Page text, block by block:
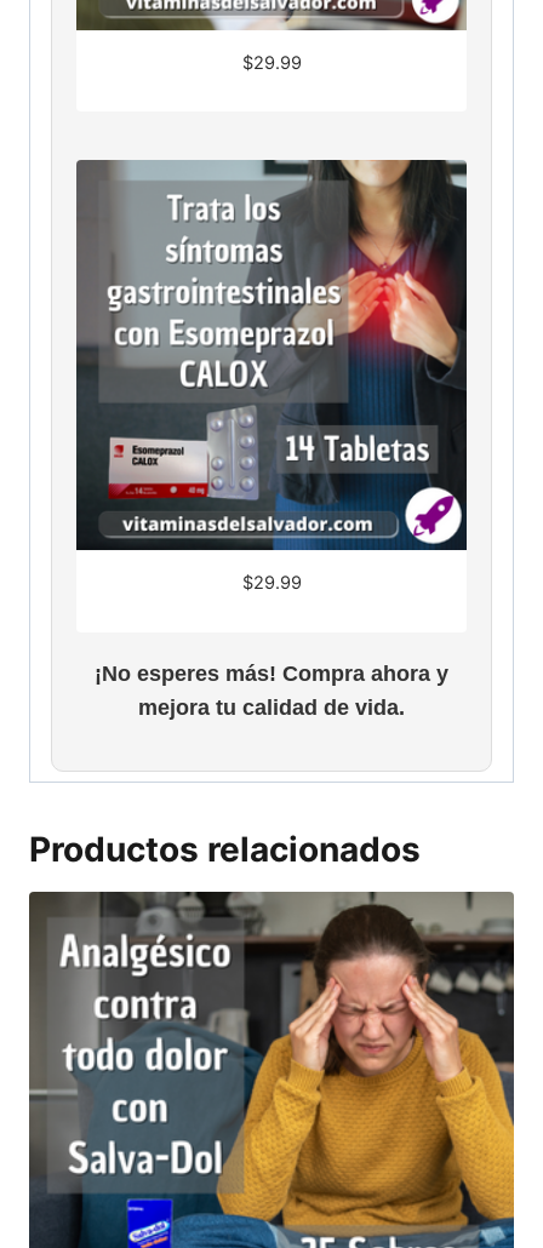
$29.99
$29.99
¡No esperes más! Compra ahora y
mejora tu calidad de vida.
Productos relacionados